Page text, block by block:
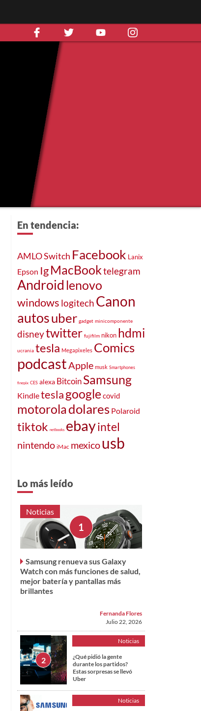
En tendencia:
AMLOSwitch Facebook Lanix
Epson IgMacBooktelegram
Android lenovo
windows logitech Canon
autosuber gadget minicomponente
disneytwitter fujifilm nikon hdmi
ucrania tesla Megapixeles Comics
podcastApple musk Smartphones
finepix CES alexa BitcoinSamsung
Kindleteslagoogle covid
motoroladolares Polaroid
tiktok netbooks ebayintel
nintendo iMac mexicousb
Lo más leído
Noticias
Samsung renueva sus Galaxy
Watch con más funciones de salud,
mejor batería y pantallas más
brillantes
Fernanda Flores
Julio 22, 2026
Noticias
¿Qué pidió la gente
durante los partidos?
Estas sorpresas se llevó
Uber
Noticias